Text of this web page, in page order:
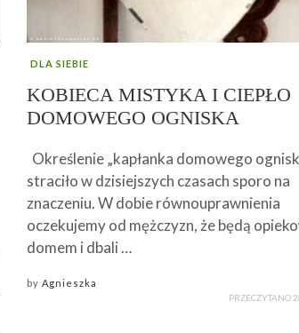
DLA SIEBIE
KOBIECA MISTYKA I CIEPŁO
DOMOWEGO OGNISKA
Określenie „kapłanka domowego
straciło w dzisiejszych czasach sporo na
znaczeniu. W dobie równouprawnienia
oczekujemy od mężczyzn, że będą
domem i dbali …
by Agnieszka
PRZECZYTANO